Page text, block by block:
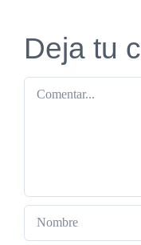
Deja tu
Comentar